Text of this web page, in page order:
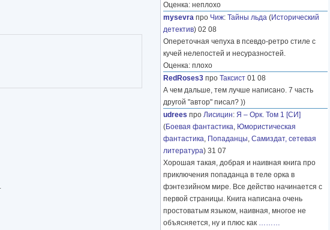
Оценка: неплохо
mysevra про Чиж: Тайны льда (Исторический
детектив) 02 08
Опереточная чепуха в псевдо-ретро стиле с
кучей нелепостей и несуразностей.
Оценка: плохо
RedRoses3 про Таксист 01 08
А чем дальше, тем лучше написано. 7 часть
другой "автор" писал? ))
udrees про Лисицин: Я – Орк. Том 1 [СИ]
(Боевая фантастика, Юмористическая
фантастика, Попаданцы, Самиздат, сетевая
литература) 31 07
Хорошая такая, добрая и наивная книга про
приключения попаданца в теле орка в
фэнтезийном мире. Все действо начинается с
первой страницы. Книга написана очень
простоватым языком, наивная, многое не
объясняется, ну и плюс как ………